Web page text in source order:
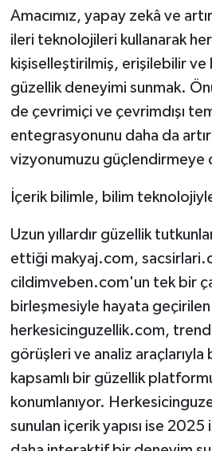
Amacımız, yapay zekâ ve
ileri teknolojileri kullanarak
kişiselleştirilmiş, erişilebilir
güzellik deneyimi sunmak.
de çevrimiçi ve çevrimdışı
entegrasyonunu daha da
vizyonumuzu
İçerik bilimle, bilim
Uzun yıllardır güzellik
ettiği makyaj.com,
cildimveben.com'un tek bir
birleşmesiyle hayata geçirilen
herkesicinguzellik.com,
görüşleri ve analiz
kapsamlı bir güzellik
konumlanıyor.
sunulan içerik yapısı ise 2025